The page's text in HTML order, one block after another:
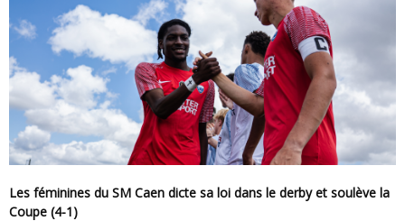
Les féminines du SM Caen dicte sa loi dans le derby et soulève la
Coupe (4-1)